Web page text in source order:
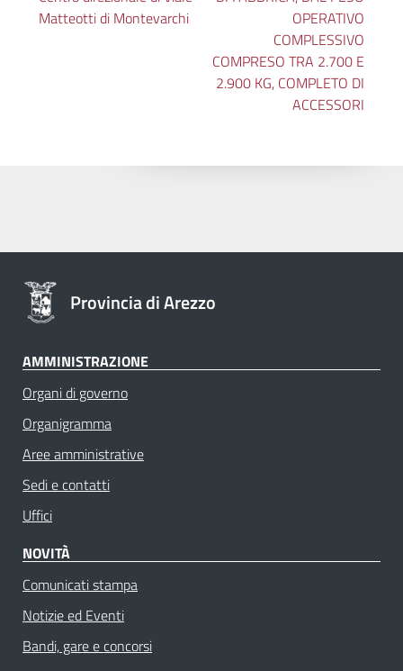
Matteotti di Montevarchi
OPERATIVO
COMPLESSIVO
COMPRESO TRA 2.700 E
2.900 KG, COMPLETO DI
ACCESSORI
Provincia di Arezzo
AMMINISTRAZIONE
Organi di governo
Organigramma
Aree amministrative
Sedi e contatti
Uffici
NOVITÀ
Comunicati stampa
Notizie ed Eventi
Bandi, gare e concorsi